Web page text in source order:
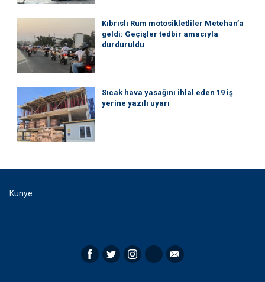
Kıbrıslı Rum motosikletliler Metehan’a
geldi: Geçişler tedbir amacıyla
durduruldu
Sıcak hava yasağını ihlal eden 19 iş
yerine yazılı uyarı
Künye
Facebook Twitter Instagram RSS